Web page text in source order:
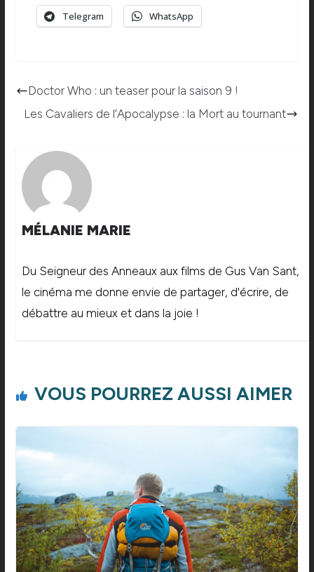
Telegram WhatsApp
Doctor Who : un teaser pour la saison 9 !
Les Cavaliers de l’Apocalypse : la Mort au tournant
MÉLANIE MARIE
Du Seigneur des Anneaux aux films de Gus Van Sant,
le cinéma me donne envie de partager, d'écrire, de
débattre au mieux et dans la joie !
VOUS POURREZ AUSSI AIMER